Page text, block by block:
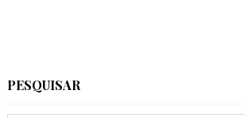
PESQUISAR